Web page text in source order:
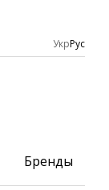
УкрРус
Бренды